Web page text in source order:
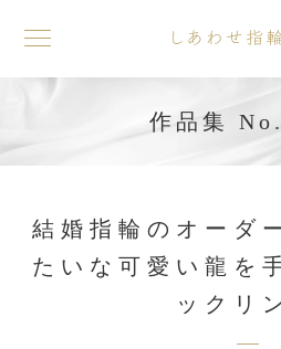
toggle
navigation
作品集
結婚指輪のオーダ
たいな可愛い龍を
ックリ